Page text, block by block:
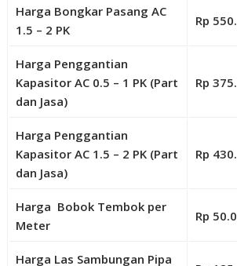
Harga Bongkar Pasang AC
1.5 – 2 PK
Rp
Harga Penggantian
Kapasitor AC 0.5 – 1 PK (Part
dan Jasa)
Rp
Harga Penggantian
Kapasitor AC 1.5 – 2 PK (Part
dan Jasa)
Rp
Harga Bobok Tembok per
Meter
Rp
Harga Las Sambungan Pipa